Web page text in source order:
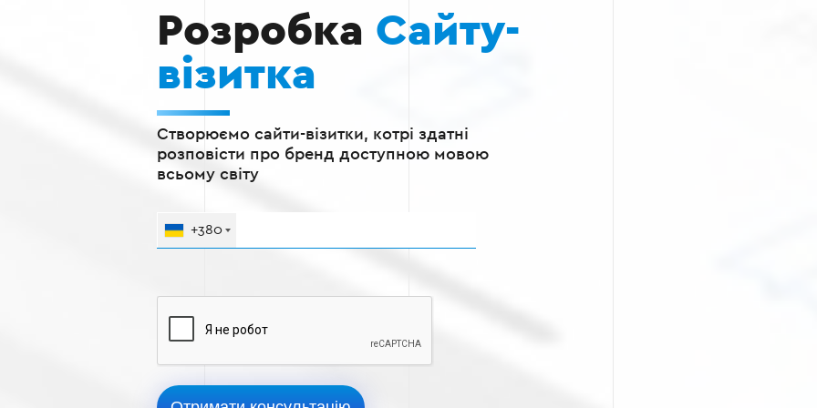
Розробка Сайту-
візитка
Створюємо сайти-візитки, котрі здатні
розповісти про бренд доступною мовою
всьому світу
+380